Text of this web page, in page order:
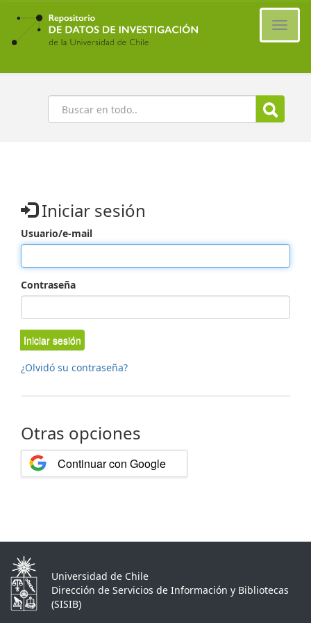
Ir
contenido
principal
Buscar
Iniciar sesión
Usuario/e-mail
Contraseña
Iniciar sesión
¿Olvidó su contraseña?
Otras opciones
Continuar con Google
Universidad de Chile
Dirección de Servicios de Información y Bibliotecas
(SISIB)